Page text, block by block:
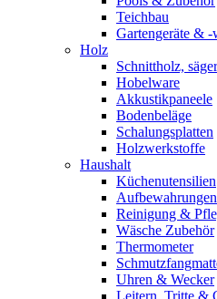
Teichbau
Gartengeräte & -
Holz
Schnittholz,
Hobelware
Akkustikpaneele
Bodenbeläge
Schalungsplatten
Holzwerkstoffe
Haushalt
Küchenutensilien
Aufbewahrungen
Reinigung &
Wäsche Zubehör
Thermometer
Uhren & Wecker
Leitern, Tritte &